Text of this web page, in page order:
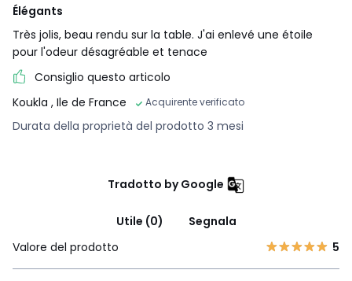
Élégants
Très jolis, beau rendu sur la table. J'ai enlevé une étoile
pour l'odeur désagréable et tenace
Consiglio questo articolo
Koukla , Ile de France Acquirente verificato
Durata della proprietà del prodotto 3 mesi
Tradotto by Google
Utile (0)
Segnala
Valore del prodotto
5